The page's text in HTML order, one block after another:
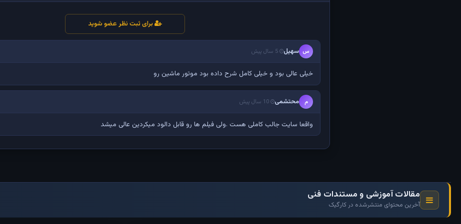
برای ثبت نظر عضو شوید
س سهیل 5 سال پیش
خیلی عالی بود و خیلی کامل شرح داده بود موتور ماشین رو
م محتشمی 10 سال پیش
واقعا سایت جالب کاملی هست .ولی فیلم ها رو قابل دالود میکردین عالی میشد
مقالات آموزشی و مستندات فنی
آخرین محتوای منتشرشده در کارگیک